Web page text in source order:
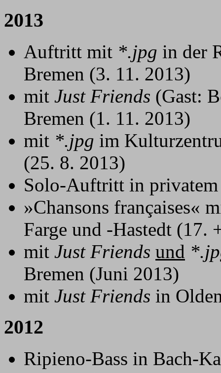
2013
Auftritt mit *.jpg in der
Bremen (3. 11. 2013)
mit Just Friends (Gast:
Bremen (1. 11. 2013)
mit *.jpg im
(25. 8. 2013)
Solo-Auftritt in privatem
»Chansons françaises«
Farge und -Hastedt (17.
mit Just Friends und
Bremen (Juni 2013)
mit Just Friends in
2012
Ripieno-Bass in Bach-